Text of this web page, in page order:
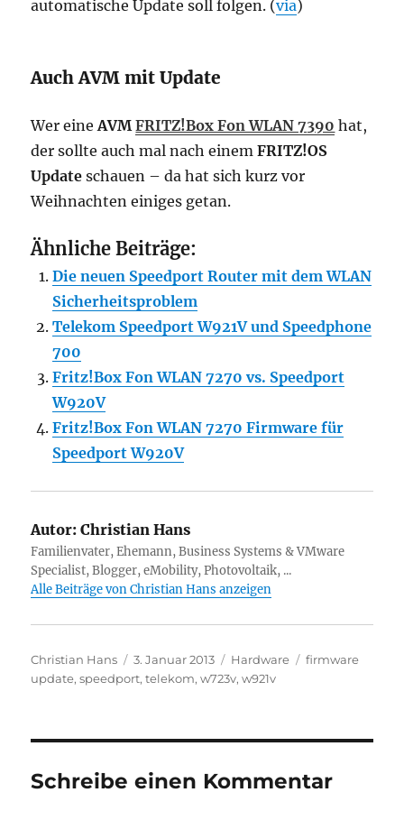
automatische Update soll folgen. (via)
Auch AVM mit Update
Wer eineAVMFRITZ!Box Fon WLAN 7390 hat,
der sollte auch mal nach einemFRITZ!OS
Update schauen – da hat sich kurz vor
Weihnachten einiges getan.
Ähnliche Beiträge:
Die neuen Speedport Router mit dem WLAN
Sicherheitsproblem
Telekom Speedport W921V und Speedphone
700
Fritz!Box Fon WLAN 7270 vs. Speedport
W920V
Fritz!Box Fon WLAN 7270 Firmware für
Speedport W920V
Autor: Christian Hans
Familienvater, Ehemann, Business Systems & VMware
Specialist, Blogger, eMobility, Photovoltaik, ...
Alle Beiträge von Christian Hans anzeigen
Autor
Christian Hans
Veröffentlicht
am
3. Januar 2013 Kategorien
Hardware Schlagwörter
firmware
update,speedport,telekom,w723v,w921v
Schreibe einen Kommentar